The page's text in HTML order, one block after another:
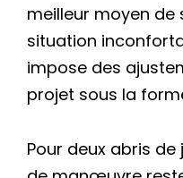
meilleur moyen de
situation
impose des
projet sous la
Pour deux abris